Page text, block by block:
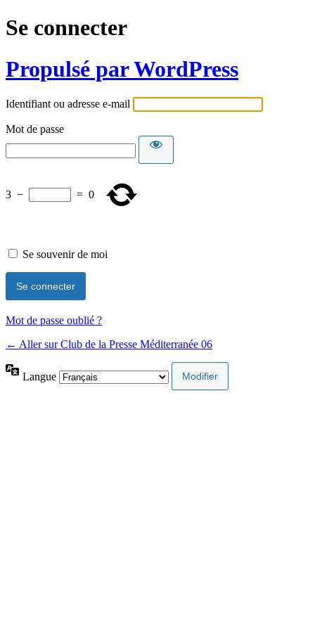
Se connecter
Propulsé par WordPress
Identifiant ou adresse e-mail
Mot de passe
3 − = 0
Se souvenir de moi
Mot de passe oublié ?
← Aller sur Club de la Presse Méditerranée 06
Langue